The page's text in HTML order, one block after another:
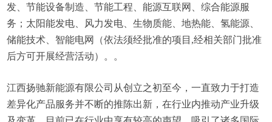
发、节能设备制造、节能工程、能源互联网、综合能源服
务；太阳能发电、风力发电、生物质能、地热能、氢能源、
储能技术、智能电网（依法须经批准的项目,经相关部门批准
后方可开展经营活动）。。
江西扬驰新能源有限公司从创立之初至今，一直致力于打造
差异化产品服务并不断的推陈出新，在行业内推动产业升级